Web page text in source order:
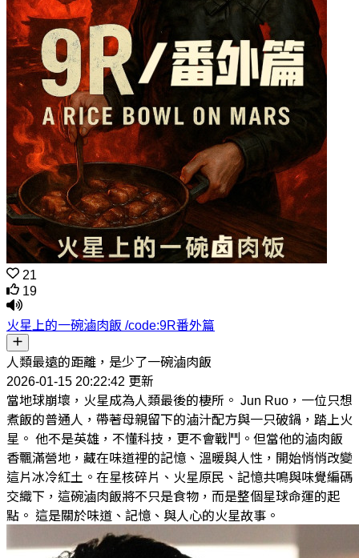
21
19
火星上的一碗滷肉飯 /code:9R番外篇
人類最遠的距離，是少了一碗滷肉飯
2026-01-15 20:22:42 更新
當地球崩壞，火星成為人類最後的棲所。 Jun Ruo，一位只想
煮飯的普通人，帶著母親留下的滷汁配方與一只破鍋，踏上火
星。 他不是英雄，不懂科技，更不會戰鬥。但當他的滷肉飯
香飄滿營地，藏在味道裡的記憶、溫暖與人性，開始悄悄改變
這片冰冷紅土。在星核碎片、火星原民、記憶共鳴與味覺編碼
交織下，這碗滷肉飯將不只是食物，而是整個星球命運的起
點。 這是關於味道、記憶、與人心的火星故事。